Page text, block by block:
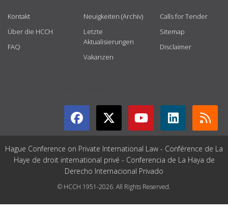
Kontakt
Über die HCCH
FAQ
Neuigkeiten (Archiv)
Letzte
Aktualisierungen
Vakanzen
Calls for Tender
Sitemap
Disclaimer
Hague Conference on Private International Law - Conférence de La
Haye de droit international privé - Conferencia de La Haya de
Derecho Internacional Privado
© HCCH 1951-2026. All Rights Reserved.